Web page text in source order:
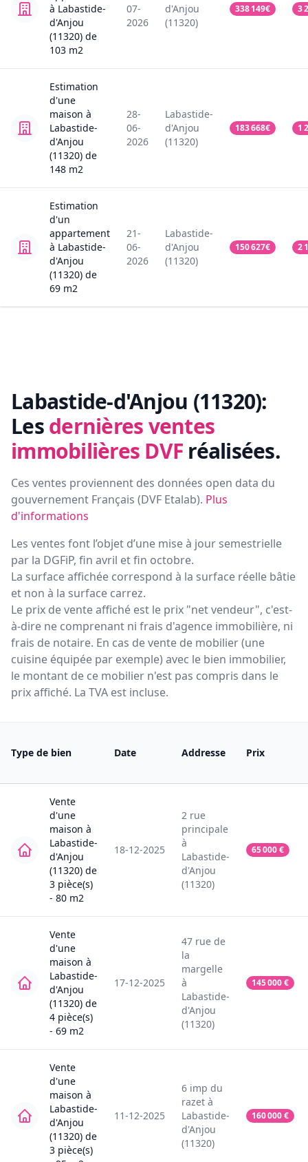
à Labastide-
d'Anjou
(11320) de
103 m2
07-
2026
d'Anjou
(11320)
338 149€ 3
Estimation
d'une
maison à
Labastide-
d'Anjou
(11320) de
148 m2
28-
06-
2026
Labastide-
d'Anjou
(11320)
183 668€ 1
Estimation
d'un
appartement
à Labastide-
d'Anjou
(11320) de
69 m2
21-
06-
2026
Labastide-
d'Anjou
(11320)
150 627€ 2
Labastide-d'Anjou (11320):
Les dernières ventes
immobilières DVF réalisées.
Ces ventes proviennent des données open data du
gouvernement Français (DVF Etalab). Plus
d'informations
Les ventes font l’objet d’une mise à jour semestrielle
par la DGFiP, fin avril et fin octobre.
La surface affichée correspond à la surface réelle bâtie
et non à la surface carrez.
Le prix de vente affiché est le prix "net vendeur", c'est-
à-dire ne comprenant ni frais d'agence immobilière, ni
frais de notaire. En cas de vente de mobilier (une
cuisine équipée par exemple) avec le bien immobilier,
le montant de ce mobilier n'est pas compris dans le
prix affiché. La TVA est incluse.
Type de bien Date Addresse Prix
Vente
d'une
maison à
Labastide-
d'Anjou
(11320) de
3 pièce(s)
- 80 m2
18-12-2025
2 rue
principale
à
Labastide-
d'Anjou
(11320)
65 000€
Vente
d'une
maison à
Labastide-
d'Anjou
(11320) de
4 pièce(s)
- 69 m2
17-12-2025
47 rue de
la
margelle
à
Labastide-
d'Anjou
(11320)
145 000€
Vente
d'une
maison à
Labastide-
d'Anjou
(11320) de
3 pièce(s)
11-12-2025
6 imp du
razet à
Labastide-
d'Anjou
(11320)
160 000€